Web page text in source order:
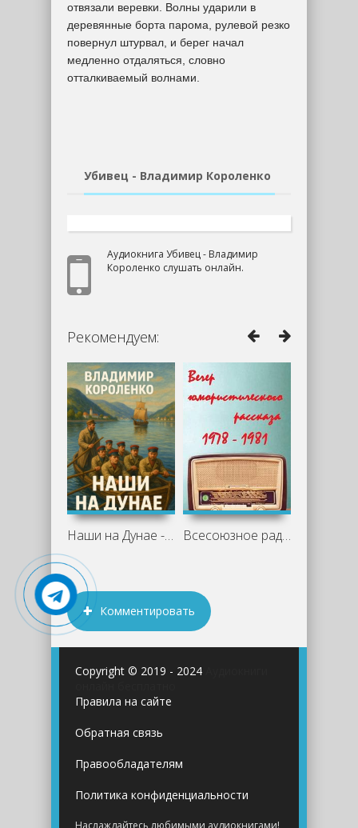
отвязали веревки. Волны ударили в
деревянные борта парома, рулевой резко
повернул штурвал, и берег начал
медленно отдаляться, словно
отталкиваемый волнами.
Убивец - Владимир Короленко
Аудиокнига Убивец - Владимир
Короленко слушать онлайн.
Рекомендуем:
Наши на Дунае - Владимир Короленко Всесоюзное радио. Вечер юмористического
Комментировать
Copyright © 2019 - 2024
Правила на сайте
Обратная связь
Правообладателям
Политика конфиденциальности
Наслаждайтесь любимыми аудиокнигами!